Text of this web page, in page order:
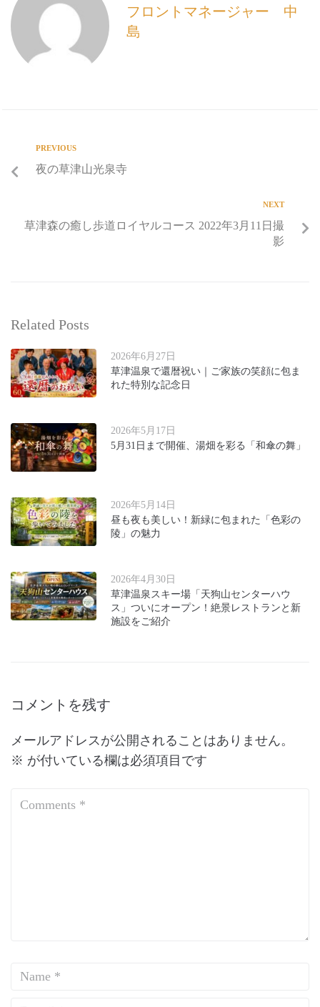
フロントマネージャー 中
島
PREVIOUS
夜の草津山光泉寺
NEXT
草津森の癒し歩道ロイヤルコース 2022年3月11日撮
影
Related Posts
2026年6月27日
草津温泉で還暦祝い｜ご家族の笑顔に包ま
れた特別な記念日
2026年5月17日
5月31日まで開催、湯畑を彩る「和傘の舞」
2026年5月14日
昼も夜も美しい！新緑に包まれた「色彩の
陵」の魅力
2026年4月30日
草津温泉スキー場「天狗山センターハウ
ス」ついにオープン！絶景レストランと新
施設をご紹介
コメントを残す
メールアドレスが公開されることはありません。
※ が付いている欄は必須項目です